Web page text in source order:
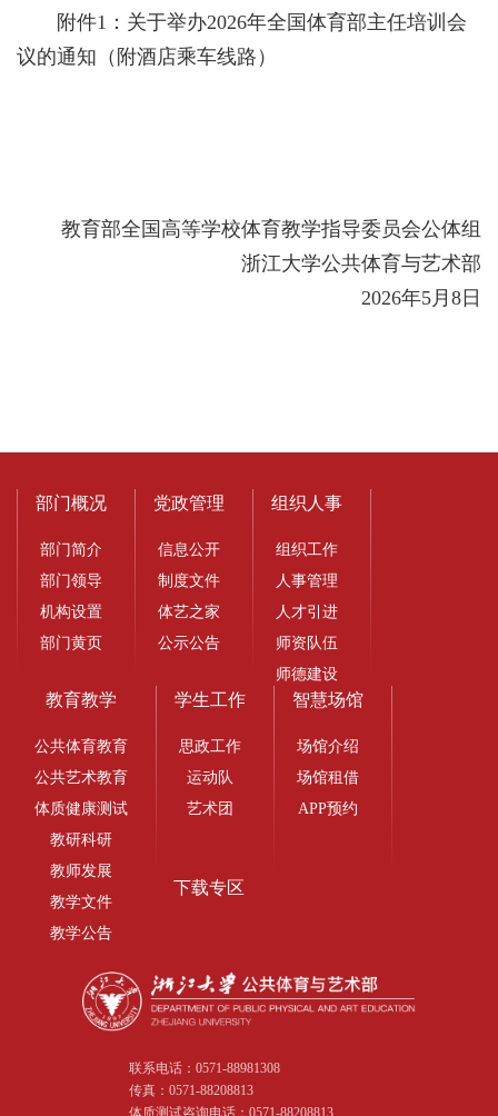
附件1： 关于举办2026年全国体育部主任培训会
议的通知 （附酒店乘车线路）
教育部全国高等学校体育教学指导委员会公体组
浙江大学公共体育与艺术部
2026年5月8日
部门概况
部门简介
部门领导
机构设置
部门黄页
党政管理
信息公开
制度文件
体艺之家
公示公告
组织人事
组织工作
人事管理
人才引进
师资队伍
师德建设
教育教学
公共体育教育
公共艺术教育
体质健康测试
教研科研
教师发展
教学文件
教学公告
学生工作
思政工作
运动队
艺术团
智慧场馆
场馆介绍
场馆租借
APP预约
下载专区
联系电话：0571-88981308
传真：0571-88208813